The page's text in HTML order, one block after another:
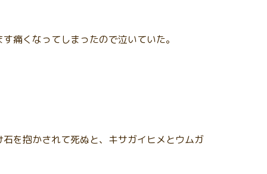
痛くなってしまったので泣いていた。
を抱かされて死ぬと、キサガイヒメとウムガ